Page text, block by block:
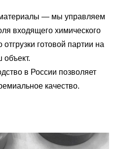
— мы управляем
входящего химического
готовой партии на
объект.
в России позволяет
качество.